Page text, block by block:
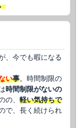
、今でも暇になる
い事。時間制限の
時間制限がないの
の、 軽い気持ちで
で、長く続けられ